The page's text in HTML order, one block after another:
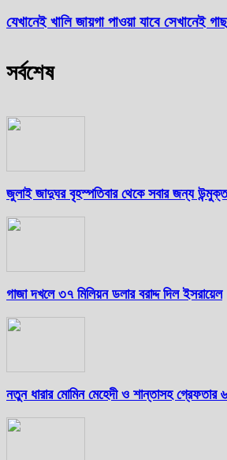
যেখানেই খালি জায়গা পাওয়া যাবে সেখানেই
সর্বশেষ
জুলাই জাদুঘর বৃহস্পতিবার থেকে সবার জন্য উন্মুক্ত
গাজা দখলে ৩৭ মিলিয়ন ডলার বরাদ্দ দিল ইসরায়েল
নতুন ধারার মোমিন মেহেদী ও শান্তাসহ গ্রেফতার ৬